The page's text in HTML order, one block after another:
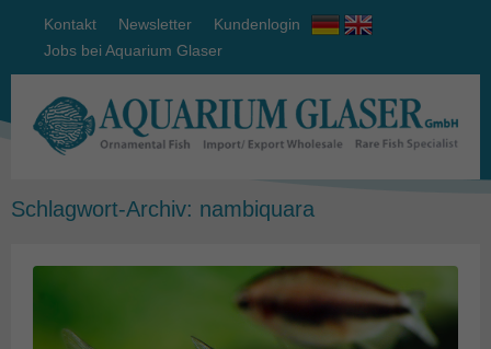
Kontakt Newsletter
Kundenlogin
Jobs bei Aquarium Glaser
Schlagwort-Archiv: nambiquara